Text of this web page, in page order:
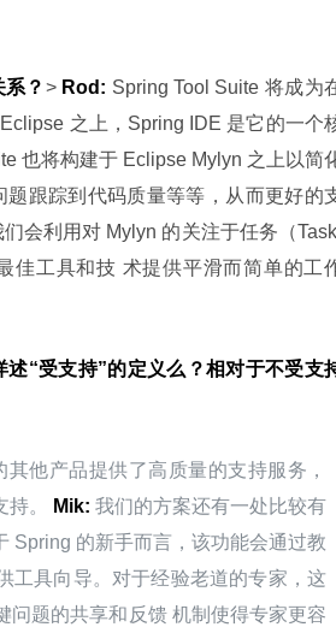
？ > Rod: Spring Tool Suite 将成为
之上，Spring IDE 是它的一个
也将构建于 Eclipse Mylyn 之上以简
跟踪到代码质量等等，从而更好的
会利用对 Mylyn 的关注于任务（
佳工具和技 术提供平滑而简单的工
“受支持”的定义么？相对于不受支
他产品提供了高质量的支持服务，
持。
Mik: 我们的方案还有一处比较有
Spring 的新手而言，该功能会通过教
工具向导。对于经验老道的专家，这
问题的共享和反馈 机制使得专家更容